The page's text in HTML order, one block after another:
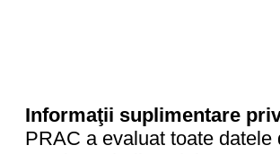
Informaţii suplimentare
PRAC a evaluat toate